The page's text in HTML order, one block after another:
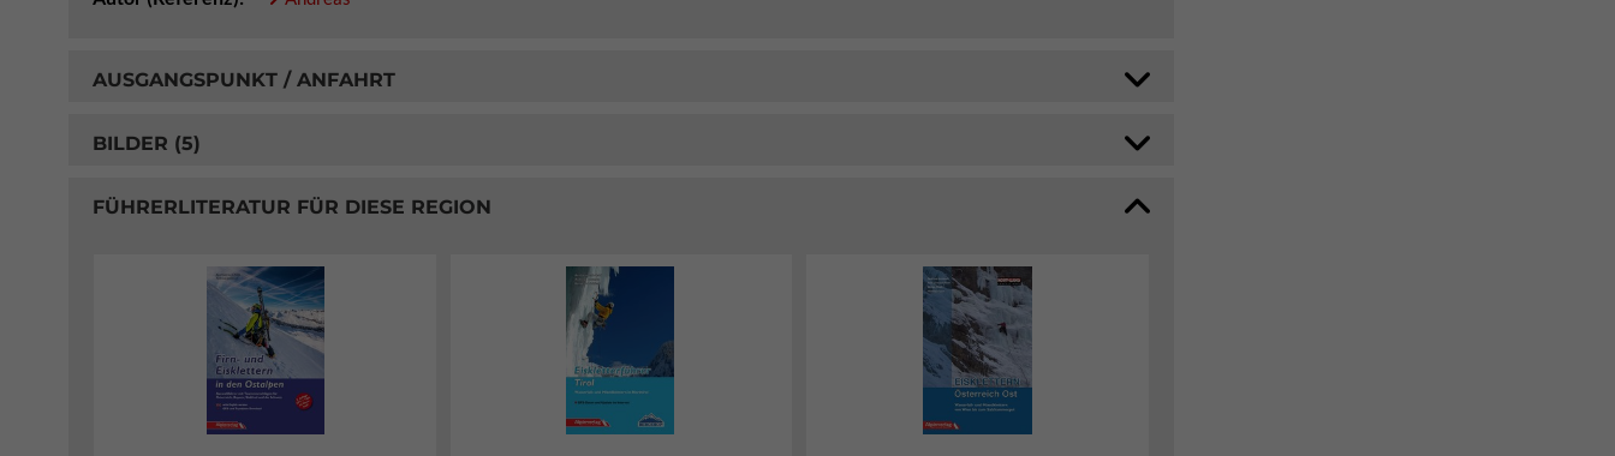
AUSGANGSPUNKT / ANFAHRT
BILDER (5)
FÜHRERLITERATUR FÜR DIESE REGION